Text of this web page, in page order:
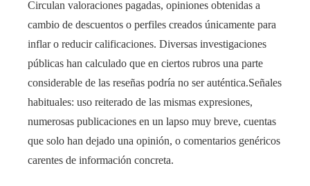
Circulan valoraciones pagadas, opiniones obtenidas a
cambio de descuentos o perfiles creados únicamente para
inflar o reducir calificaciones. Diversas investigaciones
públicas han calculado que en ciertos rubros una parte
considerable de las reseñas podría no ser auténtica.Señales
habituales: uso reiterado de las mismas expresiones,
numerosas publicaciones en un lapso muy breve, cuentas
que solo han dejado una opinión, o comentarios genéricos
carentes de información concreta.